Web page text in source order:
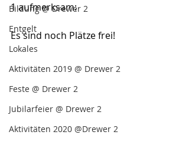
Bildung @ Drewer 2
Entgelt
Lokales
Aktivitäten 2019 @ Drewer 2
Feste @ Drewer 2
Jubilarfeier @ Drewer 2
Aktivitäten 2020 @Drewer 2
1 aufmerksam:
Es sind noch Plätze frei!